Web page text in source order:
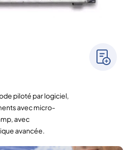
piloté par logiciel,
avec micro-
avec
avancée.